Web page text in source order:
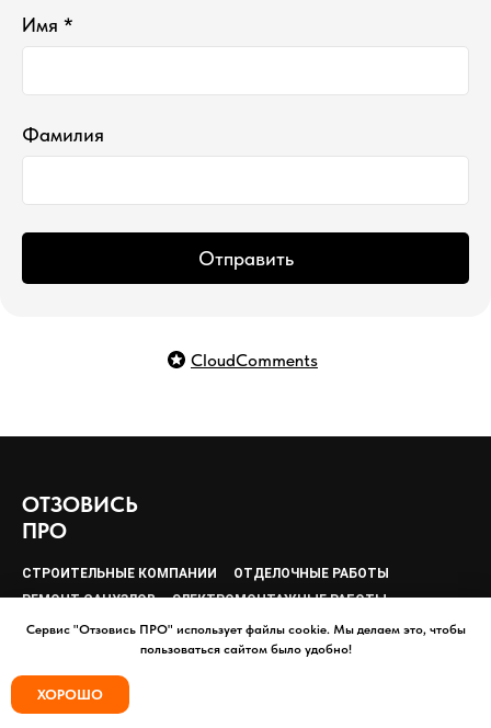
Сервис "Отзовись ПРО" использует файлы cookie. Мы делаем это, чтобы
пользоваться сайтом было удобно!
ХОРОШО
Имя *
Фамилия
Отправить
CloudComments
ОТЗОВИСЬ
ПРО
СТРОИТЕЛЬНЫЕ КОМПАНИИ
ОТДЕЛОЧНЫЕ РАБОТЫ
РЕМОНТ САНУЗЛОВ
ЭЛЕКТРОМОНТАЖНЫЕ РАБОТЫ
ОКНА И ДВЕРИ
Добавить организацию Связаться с нами
Платные тарифы
Политика конфиденциальности